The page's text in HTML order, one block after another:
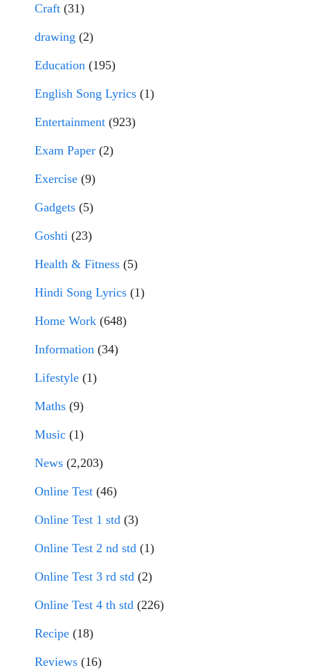
Craft (31)
drawing (2)
Education (195)
English Song Lyrics (1)
Entertainment (923)
Exam Paper (2)
Exercise (9)
Gadgets (5)
Goshti (23)
Health & Fitness (5)
Hindi Song Lyrics (1)
Home Work (648)
Information (34)
Lifestyle (1)
Maths (9)
Music (1)
News (2,203)
Online Test (46)
Online Test 1 std (3)
Online Test 2 nd std (1)
Online Test 3 rd std (2)
Online Test 4 th std (226)
Recipe (18)
Reviews (16)